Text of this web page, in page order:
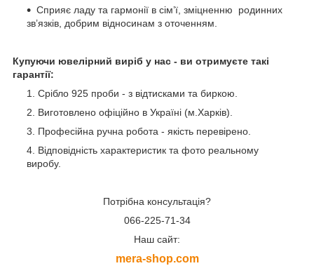
Сприяє ладу та гармонії в сім’ї, зміцненню родинних
зв’язків, добрим відносинам з оточенням.
Купуючи ювелірний виріб у нас - ви отримуєте такі
гарантії:
Срібло 925 проби - з відтисками та биркою.
Виготовлено офіційно в Україні (м.Харків).
Професійна ручна робота - якість перевірено.
Відповідність характеристик та фото реальному
виробу.
Потрібна консультація?
066-225-71-34
Наш сайт:
mera-shop.com